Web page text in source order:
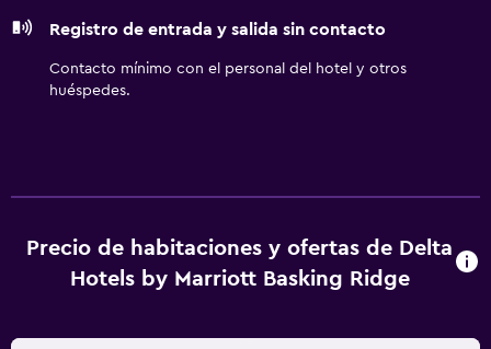
gimnasio abierto las 24 horas. Se pueden practicar las
actividades de ocio y esparcimiento que se indican más
abajo en las instalaciones o cerca del alojamiento (es
Registro de entrada y salida sin contacto
Contacto mínimo con el personal del hotel y otros
huéspedes.
Precio de habitaciones y ofertas de Delta
Hotels by Marriott Basking Ridge